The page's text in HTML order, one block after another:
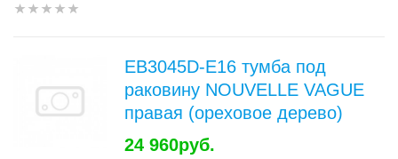
EB3045D-E16 тумба под
раковину NOUVELLE VAGUE
правая (ореховое дерево)
24 960руб.